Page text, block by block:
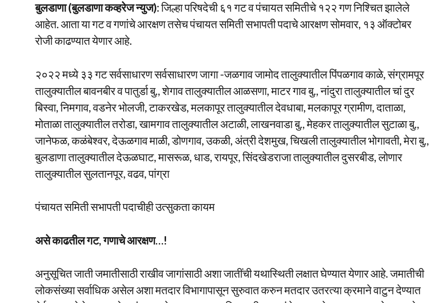
बुलडाणा (बुलडाणा कव्हरेज न्युज):जिल्हा परिषदेची ६१ गट व पंचायत समितीचे १२२ गण निश्चित झालेले
आहेत. आता या गट व गणांचे आरक्षण तसेच पंचायत समिती सभापती पदाचे आरक्षण सोमवार, १३ ऑक्टोबर
रोजी काढण्यात येणार आहे.
२०२२ मध्ये ३३ गट सर्वसाधारण सर्वसाधारण जागा -जळगाव जामोद तालुक्यातील पिंपळगाव काळे, संग्रामपूर
तालुक्यातील बावनबीर व पातुर्डा बु., शेगाव तालुक्यातील आळसणा, माटर गाव बु., नांदुरा तालुक्यातील चां दुर
बिस्वा, निमगाव, वडनेर भोलजी, टाकरखेड, मलकापूर तालुक्यातील देवधाबा, मलकापूर ग्रामीण, दाताळा,
मोताळा तालुक्यातील तरोडा, खामगाव तालुक्यातील अटाळी, लाखनवाडा बु., मेहकर तालुक्यातील सुटाळा बु.,
जानेफळ, कळंबेश्वर, देऊळगाव माळी, डोणगाव, उकळी, अंत्री देशमुख, चिखली तालुक्यातील भोगावती, मेरा बु.,
बुलडाणा तालुक्यातील देऊळघाट, मासरूळ, धाड, रायपूर, सिंदखेडराजा तालुक्यातील दुसरबीड, लोणार
तालुक्यातील सुलतानपूर, वढव, पांग्रा
पंचायत समिती सभापती पदाचीही उत्सुकता कायम
असे काढतील गट, गणाचे आरक्षण…!
अनुसूचित जाती जमातीसाठी राखीव जागांसाठी अशा जातींची यथास्थिती लक्षात घेण्यात येणार आहे. जमातीची
लोकसंख्या सर्वाधिक असेल अशा मतदार विभागापासून सुरुवात करुन मतदार उतरत्या क्रमाने वाटुन देण्यात